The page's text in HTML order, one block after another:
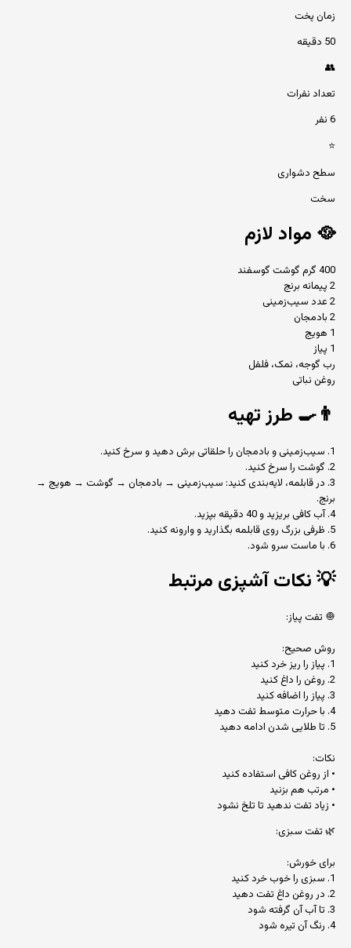
زمان پخت
50 دقیقه
👥
تعداد نفرات
6 نفر
⭐
سطح دشواری
سخت
🥘 مواد لازم
400 گرم گوشت گوسفند
2 پیمانه برنج
2 عدد سیب‌زمینی
2 بادمجان
1 هویج
1 پیاز
رب گوجه، نمک، فلفل
روغن نباتی
👨‍🍳 طرز تهیه
1. سیب‌زمینی و بادمجان را حلقاتی برش دهید و سرخ کنید.
2. گوشت را سرخ کنید.
3. در قابلمه، لایه‌بندی کنید: سیب‌زمینی → بادمجان → گوشت → هویج →
برنج.
4. آب کافی بریزید و 40 دقیقه بپزید.
5. ظرفی بزرگ روی قابلمه بگذارید و وارونه کنید.
6. با ماست سرو شود.
💡نکات آشپزی مرتبط
🧅 تفت پیاز:
روش صحیح:
1. پیاز را ریز خرد کنید
2. روغن را داغ کنید
3. پیاز را اضافه کنید
4. با حرارت متوسط تفت دهید
5. تا طلایی شدن ادامه دهید
نکات:
• از روغن کافی استفاده کنید
• مرتب هم بزنید
• زیاد تفت ندهید تا تلخ نشود
🌿 تفت سبزی:
برای خورش:
1. سبزی را خوب خرد کنید
2. در روغن داغ تفت دهید
3. تا آب آن گرفته شود
4. رنگ آن تیره شود